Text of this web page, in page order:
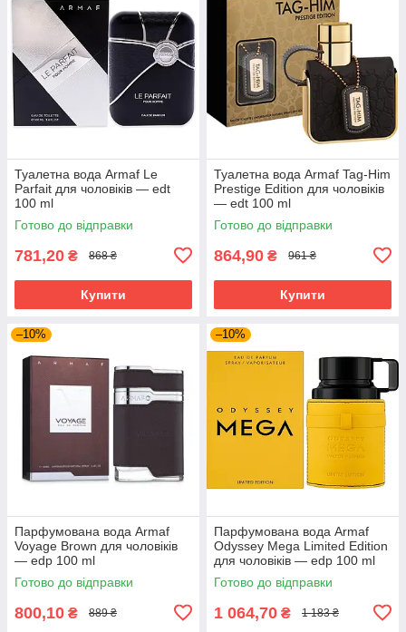
Туалетна вода Armaf Le
Parfait для чоловіків — edt
100 ml
Готово до відправки
781,20 ₴ 868 ₴
Купити
Туалетна вода Armaf Tag-Him
Prestige Edition для чоловіків
— edt 100 ml
Готово до відправки
864,90 ₴ 961 ₴
Купити
–10%
Парфумована вода Armaf
Voyage Brown для чоловіків
— edp 100 ml
Готово до відправки
800,10 ₴ 889 ₴
–10%
Парфумована вода Armaf
Odyssey Mega Limited Edition
для чоловіків — edp 100 ml
Готово до відправки
1 064,70 ₴ 1 183 ₴